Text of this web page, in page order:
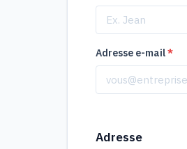
Adresse e-mail*
Adresse